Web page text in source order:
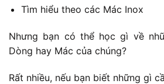
Tìm hiểu theo các Mác Inox
Nhưng bạn có thể học gì về
Dòng hay Mác của chúng?
Rất nhiều, nếu bạn biết những gì